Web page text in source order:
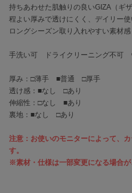
emmi yoga
エミヨガ
エトレトウキョウ
ey
アイ
FILA
フィラ
持ちあわせた肌触りの良いGIZA（ギ
程よい厚みで透けにくく、デイリー使
ロングシーズン取り入れやすい素材感
手洗い可 ドライクリーニング不可
厚み：□薄手 ■普通 □厚手
透け感：■なし □あり
伸縮性：□なし ■あり
裏地：■なし □あり
注意：お使いのモニターによって、
す。
※素材・仕様は一部変更になる場合が